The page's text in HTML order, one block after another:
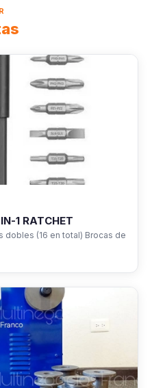
1 RATCHET
(16 en total) Brocas de